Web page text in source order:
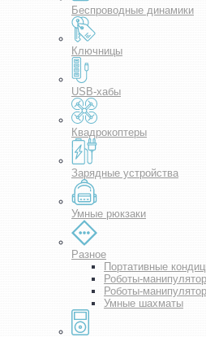
Беспроводные динамики
Ключницы
USB-хабы
Квадрокоптеры
Зарядные устройства
Умные рюкзаки
Разное
Портативные
Роботы-
Роботы-
Умные шахматы